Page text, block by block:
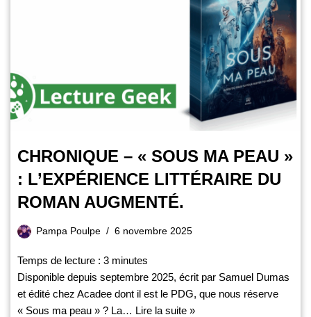
CHRONIQUE – « SOUS MA PEAU »
: L’EXPÉRIENCE LITTÉRAIRE DU
ROMAN AUGMENTÉ.
Pampa Poulpe 6 novembre 2025
Temps de lecture : 3 minutes
Disponible depuis septembre 2025, écrit par Samuel Dumas
et édité chez Acadee dont il est le PDG, que nous réserve
« Sous ma peau » ? La… Lire la suite »